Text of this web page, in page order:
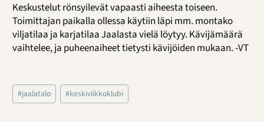
Keskustelut rönsyilevät vapaasti aiheesta toiseen.
Toimittajan paikalla ollessa käytiin läpi mm. montako
viljatilaa ja karjatilaa Jaalasta vielä löytyy. Kävijämäärä
vaihtelee, ja puheenaiheet tietysti kävijöiden mukaan. -VT
Avainsanat:
#jaalatalo #keskiviikkoklubi